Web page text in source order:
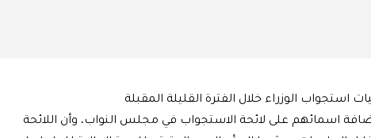
استجواب الوزراء خلال الفترة القليلة المقبلة
اسمائهم على لائحة الاستجواب في مجلس النواب، وأن اللائحة